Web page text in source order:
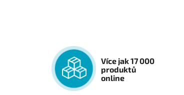
Více jak 17 000
produktů
online